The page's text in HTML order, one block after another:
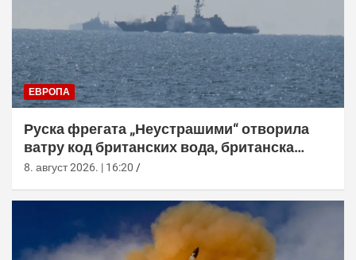
ЕВРОПА
Руска фрегата „Неустрашими“ отворила
ватру код британских вода, британска
морнарица појачала праћење
8. август 2026. | 16:20